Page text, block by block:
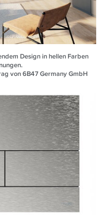
Design in hellen Farben
von 6B47 Germany GmbH